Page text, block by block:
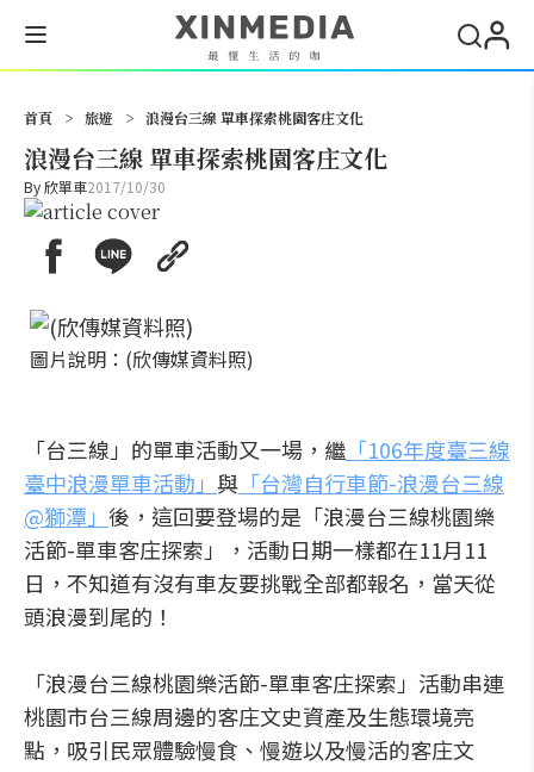
首頁 > 旅遊 > 浪漫台三線 單車探索桃園客庄文化
浪漫台三線 單車探索桃園客庄文化
By欣單車2017/10/30
圖片說明：(欣傳媒資料照)
「台三線」的單車活動又一場，繼 「106年度臺三線
臺中浪漫單車活動」 與 「台灣自行車節-浪漫台三線
@獅潭」 後，這回要登場的是「浪漫台三線桃園樂
活節-單車客庄探索」，活動日期一樣都在11月11
日，不知道有沒有車友要挑戰全部都報名，當天從
頭浪漫到尾的！
「浪漫台三線桃園樂活節-單車客庄探索」活動串連
桃園市台三線周邊的客庄文史資產及生態環境亮
點，吸引民眾體驗慢食、慢遊以及慢活的客庄文